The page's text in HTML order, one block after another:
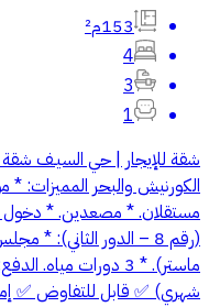
153م²
4
3
1
شقة للإيجار | حي السيـف
الكورنيش والبحر المميزات:
مستقلان. * مصعدين. * دخول
ماستر). * 3 دورات
شهري) ✅ قابل للتفاوض ✅